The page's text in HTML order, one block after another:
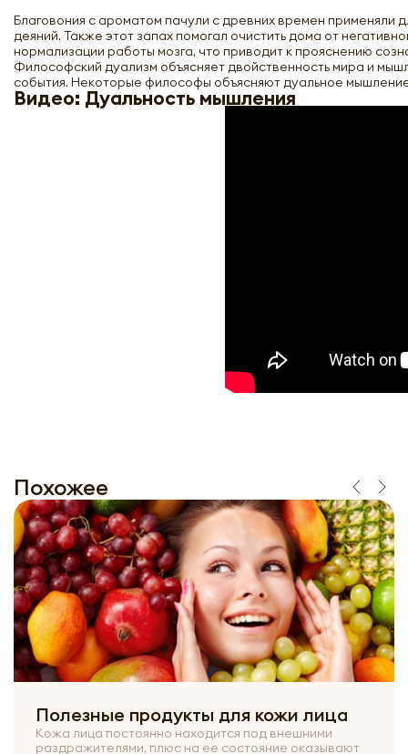
Благовония с ароматом пачули с древних времен применяли
деяний. Также этот запах помогал очистить дома от
нормализации работы мозга, что приводит к прояснению
Философский дуализм объясняет двойственность мира и
события. Некоторые философы объясняют дуальное
Видео: Дуальность мышления
Похожее
Полезные продукты для кожи лица
Кожа лица постоянно находится под внешними
раздражителями, плюс на ее состояние оказывают